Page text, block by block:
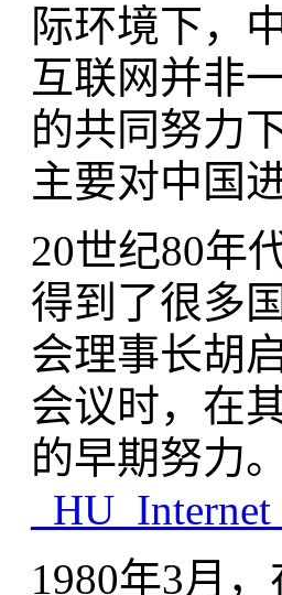
际环境下，
互联网并非
的共同努力
主要对中国
20世纪80年
得到了很多
会理事长胡
会议时，在
的早期努力
1980年3月